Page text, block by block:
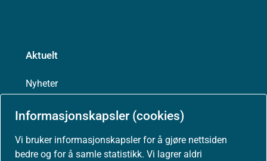
Informasjonskapsler (cookies)
Vi bruker informasjonskapsler for å gjøre nettsiden
bedre og for å samle statistikk. Vi lagrer aldri
Aktuelt
Nyheter
Arrangementer